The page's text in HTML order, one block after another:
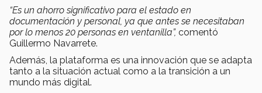
“Es un ahorro significativo para el estado en
documentación y personal, ya que antes se necesitaban
por lo menos 20 personas en ventanilla”, comentó
Guillermo Navarrete.
Además, la plataforma es una innovación que se adapta
tanto a la situación actual como a la transición a un
mundo más digital.